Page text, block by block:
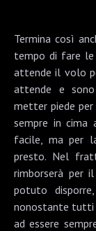
Termina così
tempo di fare le
attende il volo
attende e sono
metter piede
sempre in cima
facile, ma per
presto. Nel
rimborserà per
potuto
nonostante tutti
ad essere